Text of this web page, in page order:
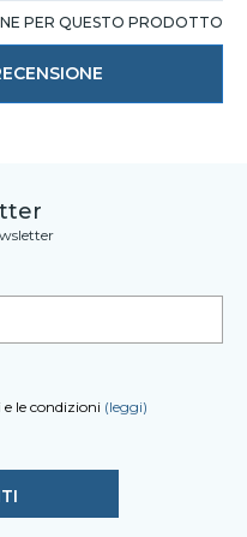
PER QUESTO PRODOTTO
le condizioni (leggi)